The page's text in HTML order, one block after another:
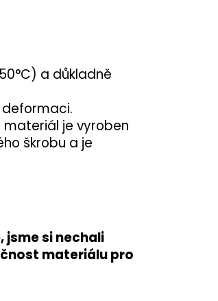
a důkladně
materiál je vyroben
škrobu a je
si nechali
materiálu pro